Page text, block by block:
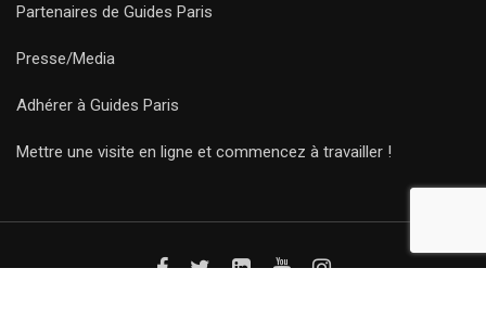
Partenaires de Guides Paris
Presse/Media
Adhérer à Guides Paris
Mettre une visite en ligne et commencez à travailler !